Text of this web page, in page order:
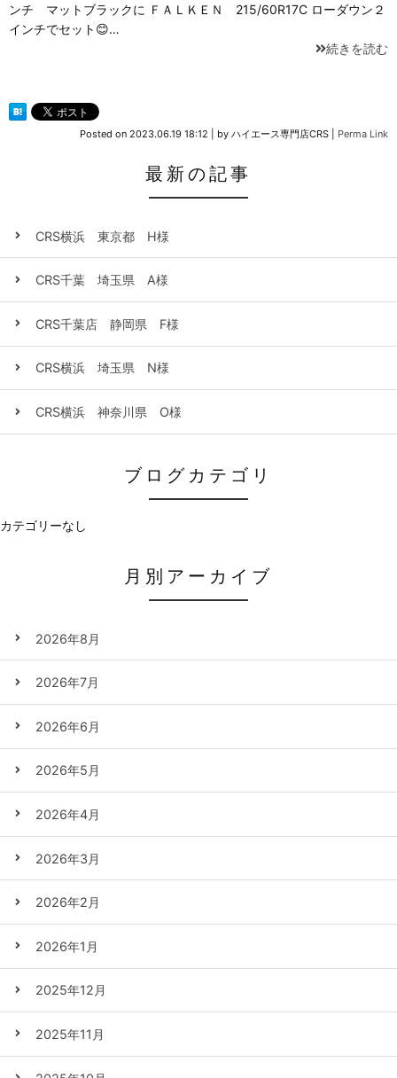
ンチ マットブラックに ＦＡＬＫＥＮ 215/60R17C ローダウン２
インチでセット😊…
続きを読む
Posted on 2023.06.19 18:12 by ハイエース専門店CRS Perma Link
最新の記事
CRS横浜 東京都 H様
CRS千葉 埼玉県 A様
CRS千葉店 静岡県 F様
CRS横浜 埼玉県 N様
CRS横浜 神奈川県 O様
ブログカテゴリ
カテゴリーなし
月別アーカイブ
2026年8月
2026年7月
2026年6月
2026年5月
2026年4月
2026年3月
2026年2月
2026年1月
2025年12月
2025年11月